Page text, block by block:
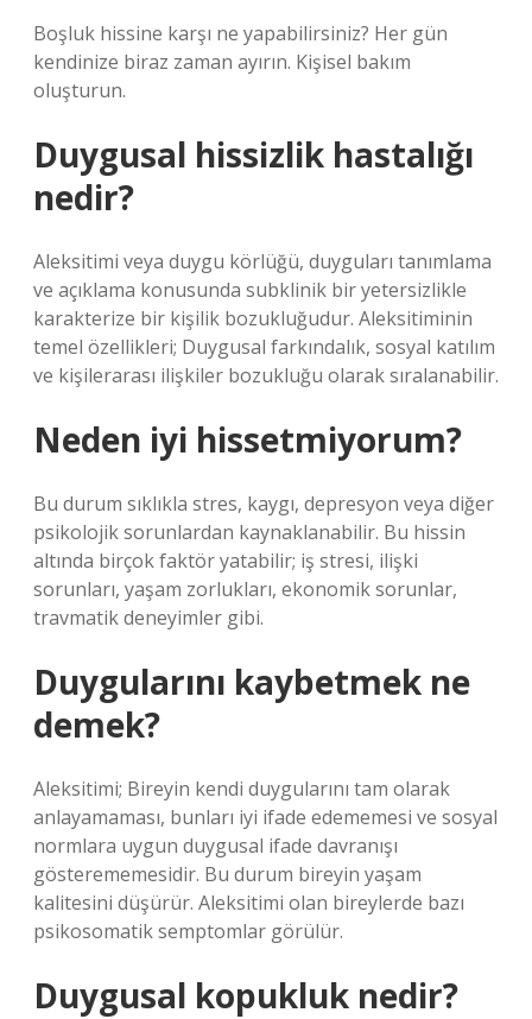
Boşluk hissine karşı ne yapabilirsiniz? Her gün
kendinize biraz zaman ayırın. Kişisel bakım
oluşturun.
Duygusal hissizlik hastalığı
nedir?
Aleksitimi veya duygu körlüğü, duyguları tanımlama
ve açıklama konusunda subklinik bir yetersizlikle
karakterize bir kişilik bozukluğudur. Aleksitiminin
temel özellikleri; Duygusal farkındalık, sosyal katılım
ve kişilerarası ilişkiler bozukluğu olarak sıralanabilir.
Neden iyi hissetmiyorum?
Bu durum sıklıkla stres, kaygı, depresyon veya diğer
psikolojik sorunlardan kaynaklanabilir. Bu hissin
altında birçok faktör yatabilir; iş stresi, ilişki
sorunları, yaşam zorlukları, ekonomik sorunlar,
travmatik deneyimler gibi.
Duygularını kaybetmek ne
demek?
Aleksitimi; Bireyin kendi duygularını tam olarak
anlayamaması, bunları iyi ifade edememesi ve sosyal
normlara uygun duygusal ifade davranışı
gösterememesidir. Bu durum bireyin yaşam
kalitesini düşürür. Aleksitimi olan bireylerde bazı
psikosomatik semptomlar görülür.
Duygusal kopukluk nedir?